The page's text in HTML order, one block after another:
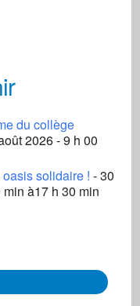
du collège
2026 - 9 h 00
solidaire ! - 30
à17 h 30 min